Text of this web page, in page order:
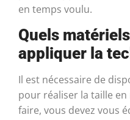
en temps voulu.
Quels
appliquer la
Il est nécessaire de
pour réaliser la taille en
faire, vous devez vous